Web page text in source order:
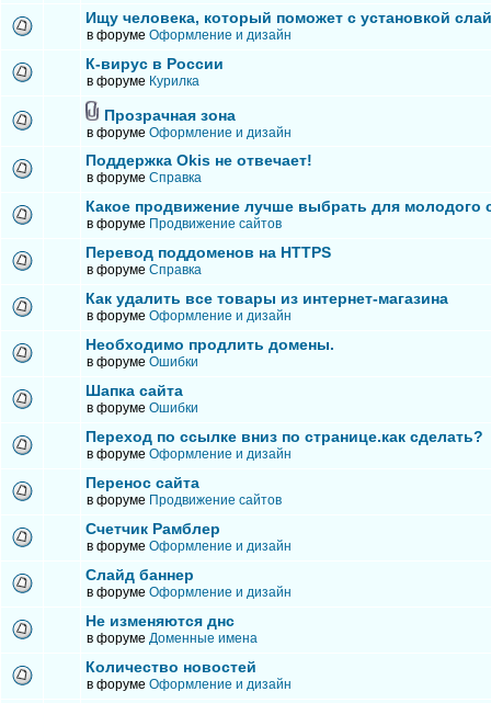
Ищу человека, который поможет с установкой
в форуме Оформление и дизайн
К-вирус в России
в форуме Курилка
Прозрачная зона
в форуме Оформление и дизайн
Поддержка Okis не отвечает!
в форуме Справка
Какое продвижение лучше выбрать для молодого
в форуме Продвижение сайтов
Перевод поддоменов на HTTPS
в форуме Справка
Как удалить все товары из интернет-магазина
в форуме Оформление и дизайн
Необходимо продлить домены.
в форуме Ошибки
Шапка сайта
в форуме Ошибки
Переход по ссылке вниз по странице.как сделать?
в форуме Оформление и дизайн
Перенос сайта
в форуме Продвижение сайтов
Счетчик Рамблер
в форуме Оформление и дизайн
Слайд баннер
в форуме Оформление и дизайн
Не изменяются днс
в форуме Доменные имена
Количество новостей
в форуме Оформление и дизайн